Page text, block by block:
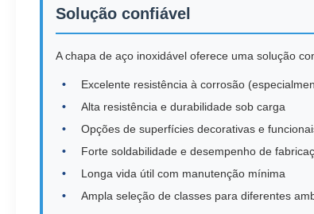
Solução confiável
A chapa de aço inoxidável oferece uma solução
Excelente resistência à corrosão
Alta resistência e durabilidade sob carga
Opções de superfícies decorativas e
Forte soldabilidade e desempenho de
Longa vida útil com manutenção mínima
Ampla seleção de classes para diferentes